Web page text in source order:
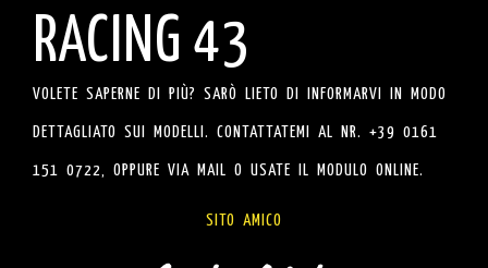
RACING 43
VOLETE SAPERNE DI PIÙ? SARÒ LIETO DI INFORMARVI IN MODO
DETTAGLIATO SUI MODELLI. CONTATTATEMI AL NR. +39 0161
151 0722, OPPURE VIA MAIL O USATE IL MODULO ONLINE.
SITO AMICO